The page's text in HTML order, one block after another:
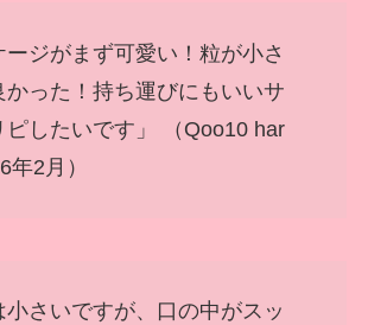
ージがまず可愛い！粒が小さ
かった！持ち運びにもいいサ
ピしたいです」 （Qoo10 har
2月）
小さいですが、口の中がスッ